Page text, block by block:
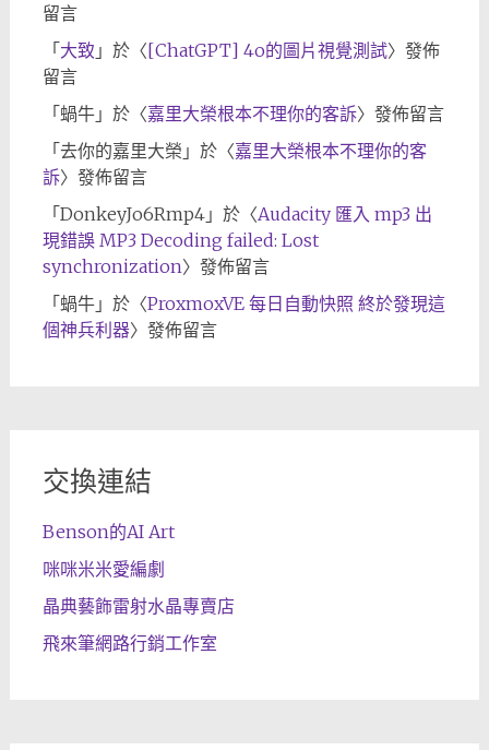
留言
「大致 」於〈[ChatGPT] 4o的圖片視覺測試〉發佈
留言
「蝸牛」於〈嘉里大榮根本不理你的客訴〉發佈留言
「去你的嘉里大榮 」於〈嘉里大榮根本不理你的客
訴〉發佈留言
「DonkeyJo6Rmp4」於〈Audacity 匯入 mp3 出
現錯誤 MP3 Decoding failed: Lost
synchronization〉發佈留言
「蝸牛」於〈ProxmoxVE 每日自動快照 終於發現這
個神兵利器〉發佈留言
交換連結
Benson的AI Art
咪咪米米愛編劇
晶典藝飾雷射水晶專賣店
飛來筆網路行銷工作室